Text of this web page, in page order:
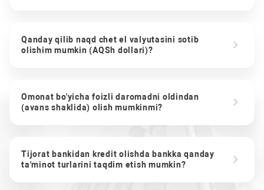
Qanday qilib naqd chet el valyutasini sotib
olishim mumkin (AQSh dollari)?
Omonat bo'yicha foizli daromadni oldindan
(avans shaklida) olish mumkinmi?
Tijorat bankidan kredit olishda bankka qanday
ta'minot turlarini taqdim etish mumkin?